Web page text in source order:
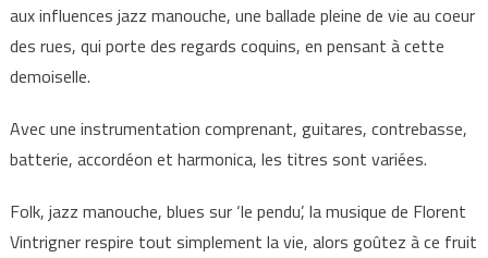
aux influences jazz manouche, une ballade pleine de vie au coeur
des rues, qui porte des regards coquins, en pensant à cette
demoiselle.
Avec une instrumentation comprenant, guitares, contrebasse,
batterie, accordéon et harmonica, les titres sont variées.
Folk, jazz manouche, blues sur ‘le pendu’, la musique de Florent
Vintrigner respire tout simplement la vie, alors goûtez à ce fruit